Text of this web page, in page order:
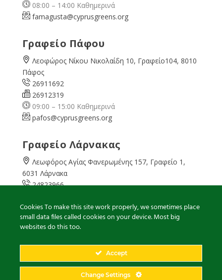
08:00 – 14:00 Καθημερινά
famagusta@cyprusgreens.org
Γραφείο Πάφου
Λεοφώρος Νίκου Νικολαίδη 10, Γραφείο104, 8010
Πάφος
26911692
26912319
09:00 – 15:00 Καθημερινά
pafos@cyprusgreens.org
Γραφείο Λάρνακας
Λεωφόρος Αγίας Φανερωμένης 157, Γραφείο 1,
6031 Λάρνακα
24823966
08:00 – 16:00 Καθημερινά
larnaka@cyprusgreens.org
2026© Ολα τα δικαιώματα διατηρούνται
Cookies To make this site work properly, we sometimes place
small data files called cookies on your device. Most big
websites do this too.
Accept
Change Settings